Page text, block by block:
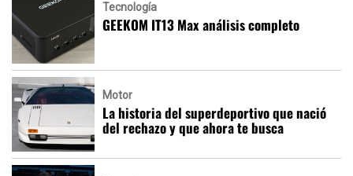
Tecnología
GEEKOM IT13 Max análisis completo
Motor
La historia del superdeportivo que nació
del rechazo y que ahora te busca